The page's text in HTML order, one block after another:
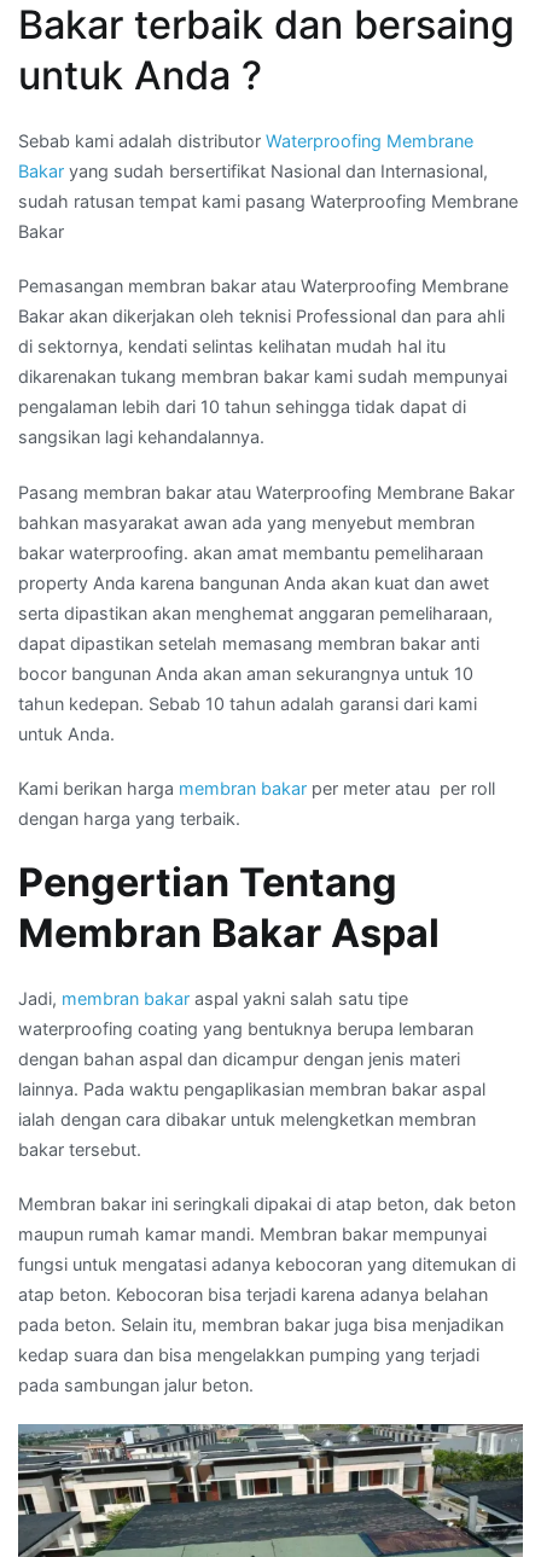
Bakar terbaik dan bersaing
untuk Anda ?
Sebab kami adalah distributor Waterproofing Membrane
Bakar yang sudah bersertifikat Nasional dan Internasional,
sudah ratusan tempat kami pasang Waterproofing Membrane
Bakar
Pemasangan membran bakar atau Waterproofing Membrane
Bakar akan dikerjakan oleh teknisi Professional dan para ahli
di sektornya, kendati selintas kelihatan mudah hal itu
dikarenakan tukang membran bakar kami sudah mempunyai
pengalaman lebih dari 10 tahun sehingga tidak dapat di
sangsikan lagi kehandalannya.
Pasang membran bakar atau Waterproofing Membrane Bakar
bahkan masyarakat awan ada yang menyebut membran
bakar waterproofing. akan amat membantu pemeliharaan
property Anda karena bangunan Anda akan kuat dan awet
serta dipastikan akan menghemat anggaran pemeliharaan,
dapat dipastikan setelah memasang membran bakar anti
bocor bangunan Anda akan aman sekurangnya untuk 10
tahun kedepan. Sebab 10 tahun adalah garansi dari kami
untuk Anda.
Kami berikan harga membran bakar per meter atau per roll
dengan harga yang terbaik.
Pengertian Tentang
Membran Bakar Aspal
Jadi, membran bakar aspal yakni salah satu tipe
waterproofing coating yang bentuknya berupa lembaran
dengan bahan aspal dan dicampur dengan jenis materi
lainnya. Pada waktu pengaplikasian membran bakar aspal
ialah dengan cara dibakar untuk melengketkan membran
bakar tersebut.
Membran bakar ini seringkali dipakai di atap beton, dak beton
maupun rumah kamar mandi. Membran bakar mempunyai
fungsi untuk mengatasi adanya kebocoran yang ditemukan di
atap beton. Kebocoran bisa terjadi karena adanya belahan
pada beton. Selain itu, membran bakar juga bisa menjadikan
kedap suara dan bisa mengelakkan pumping yang terjadi
pada sambungan jalur beton.